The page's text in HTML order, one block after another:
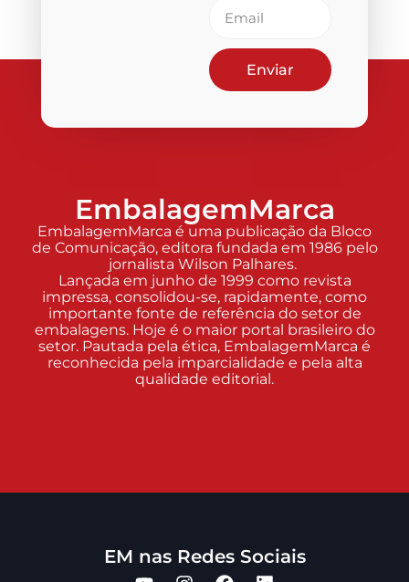
Enviar
EmbalagemMarca
EmbalagemMarca é uma publicação da Bloco
de Comunicação, editora fundada em 1986 pelo
jornalista Wilson Palhares.
Lançada em junho de 1999 como revista
impressa, consolidou-se, rapidamente, como
importante fonte de referência do setor de
embalagens. Hoje é o maior portal brasileiro do
setor. Pautada pela ética, EmbalagemMarca é
reconhecida pela imparcialidade e pela alta
qualidade editorial.
EM nas Redes Sociais